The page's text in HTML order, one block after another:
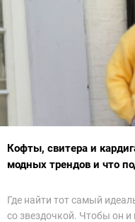
Кофты, свитера и
модных трендов и что
Где найти тот самый
со звездочкой. Чтобы он